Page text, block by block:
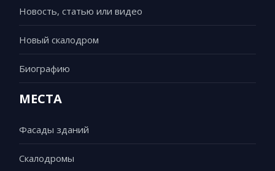
Новость, статью или видео
Новый скалодром
Биографию
МЕСТА
Фасады зданий
Скалодромы